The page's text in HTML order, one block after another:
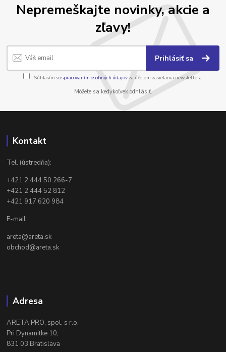
Nepremeškajte novinky, akcie a
zľavy!
Prihlásiť sa
Súhlasím sospracovaním osobných údajov za účelom zasielania newslettera.
Môžete sa kedykoľvek odhlásiť.
Kontakt
Tel. (ústredňa):
+421 2 444 50 266-7
+421 2 444 52 812
+421 917 620 984
E-mail:
areta@areta.sk
obchod@areta.sk
Adresa
ARETA PRO, spol. s r.o.
Pri Dynamitke 10,
831 03 Bratislava